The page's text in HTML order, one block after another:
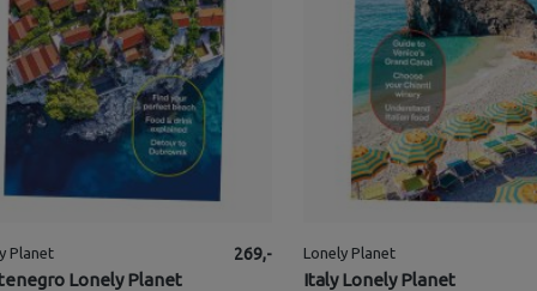
Planet
Lonely Planet
269,- Lonely Planet
Italy Lonely Planet